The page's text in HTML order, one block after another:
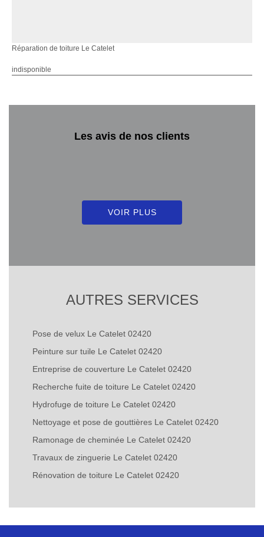
Réparation de toiture Le Catelet
indisponible
Les avis de nos clients
VOIR PLUS
AUTRES SERVICES
Pose de velux Le Catelet 02420
Peinture sur tuile Le Catelet 02420
Entreprise de couverture Le Catelet 02420
Recherche fuite de toiture Le Catelet 02420
Hydrofuge de toiture Le Catelet 02420
Nettoyage et pose de gouttières Le Catelet 02420
Ramonage de cheminée Le Catelet 02420
Travaux de zinguerie Le Catelet 02420
Rénovation de toiture Le Catelet 02420